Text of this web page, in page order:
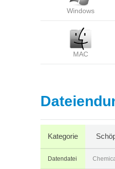
Windows
MAC
Kategorie
Datendatei